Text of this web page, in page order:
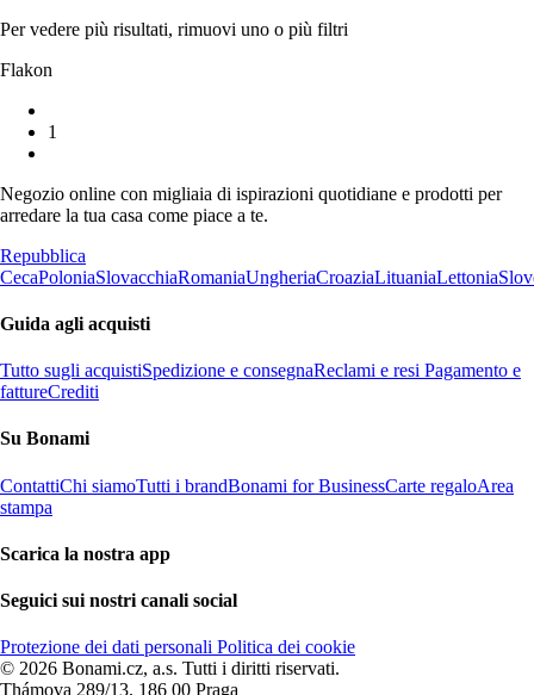
Per vedere più risultati, rimuovi uno o più filtri
Flakon
1
Negozio online con migliaia di ispirazioni quotidiane e prodotti per
arredare la tua casa come piace a te.
Repubblica
CecaPoloniaSlovacchiaRomaniaUngheriaCroaziaLituaniaLettonia
Guida agli acquisti
Tutto sugli acquistiSpedizione e consegnaReclami e resi Pagamento e
fattureCrediti
Su Bonami
ContattiChi siamoTutti i brandBonami for BusinessCarte regaloArea
stampa
Scarica la nostra app
Seguici sui nostri canali social
Protezione dei dati personali Politica dei cookie
© 2026 Bonami.cz, a.s. Tutti i diritti riservati.
Thámova 289/13, 186 00 Praga